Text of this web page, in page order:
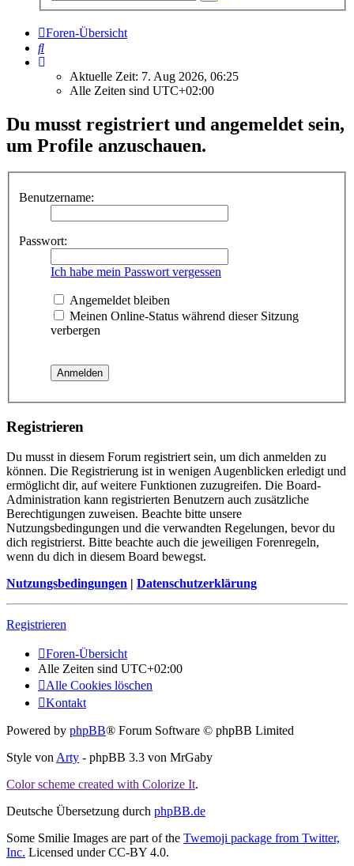
Foren-Übersicht
Suche
Aktuelle Zeit: 7. Aug 2026, 06:25
Alle Zeiten sind UTC+02:00
Du musst registriert und angemeldet sein,
um Profile anzuschauen.
Benutzername:
Passwort:
Ich habe mein Passwort vergessen
Angemeldet bleiben
Meinen Online-Status während dieser Sitzung
verbergen
Registrieren
Du musst in diesem Forum registriert sein, um dich anmelden zu
können. Die Registrierung ist in wenigen Augenblicken erledigt und
ermöglicht dir, auf weitere Funktionen zuzugreifen. Die Board-
Administration kann registrierten Benutzern auch zusätzliche
Berechtigungen zuweisen. Beachte bitte unsere
Nutzungsbedingungen und die verwandten Regelungen, bevor du
dich registrierst. Bitte beachte auch die jeweiligen Forenregeln,
wenn du dich in diesem Board bewegst.
Nutzungsbedingungen | Datenschutzerklärung
Registrieren
Foren-Übersicht
Alle Zeiten sind UTC+02:00
Alle Cookies löschen
Kontakt
Powered by phpBB® Forum Software © phpBB Limited
Style vonArty - phpBB 3.3 von MrGaby
Color scheme created with Colorize It.
Deutsche Übersetzung durch phpBB.de
Some Smilie Images are part of the Twemoji package from Twitter,
Inc. Licensed under CC-BY 4.0.